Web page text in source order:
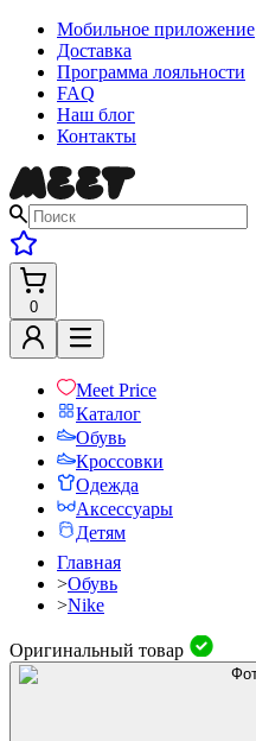
Мобильное приложение
Доставка
Программа лояльности
FAQ
Наш блог
Контакты
0
Meet Price
Каталог
Обувь
Кроссовки
Одежда
Аксессуары
Детям
Главная
>Обувь
>Nike
Оригинальный товар